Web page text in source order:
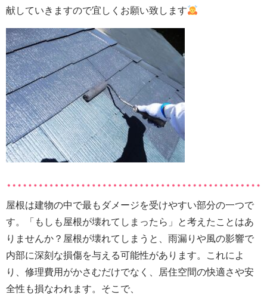
献していきますので宜しくお願い致します
屋根は建物の中で最もダメージを受けやすい部分の一つで
す。
「もしも屋根が壊れてしまったら」と考えたことはあ
りませんか？ 屋根が壊れてしまうと、雨漏りや風の影響で
内部に深刻な損傷を与える可能性があります。これによ
り、修理費用がかさむだけでなく、居住空間の快適さや安
全性も損なわれます。 そこで、